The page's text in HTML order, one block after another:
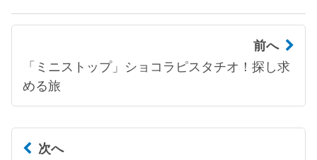
前へ
「ミニストップ」ショコラピスタチオ！探し求
める旅
次へ